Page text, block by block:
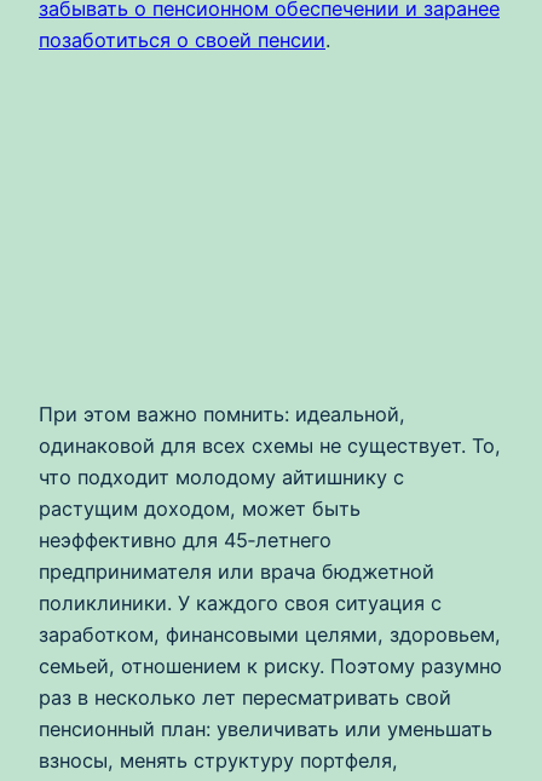
забывать о пенсионном обеспечении и заранее
позаботиться о своей пенсии.
При этом важно помнить: идеальной,
одинаковой для всех схемы не существует. То,
что подходит молодому айтишнику с
растущим доходом, может быть
неэффективно для 45‑летнего
предпринимателя или врача бюджетной
поликлиники. У каждого своя ситуация с
заработком, финансовыми целями, здоровьем,
семьей, отношением к риску. Поэтому разумно
раз в несколько лет пересматривать свой
пенсионный план: увеличивать или уменьшать
взносы, менять структуру портфеля,